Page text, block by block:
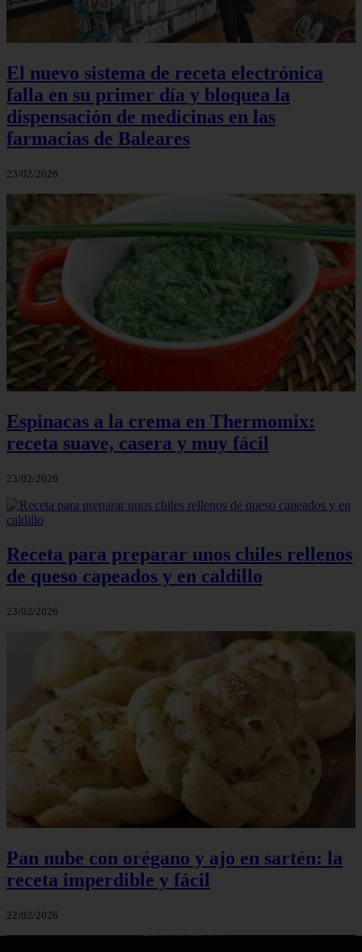
El nuevo sistema de receta electrónica
falla en su primer día y bloquea la
dispensación de medicinas en las
farmacias de Baleares
23/02/2026
Espinacas a la crema en Thermomix:
receta suave, casera y muy fácil
23/02/2026
Receta para preparar unos chiles rellenos
de queso capeados y en caldillo
23/02/2026
Pan nube con orégano y ajo en sartén: la
receta imperdible y fácil
22/02/2026